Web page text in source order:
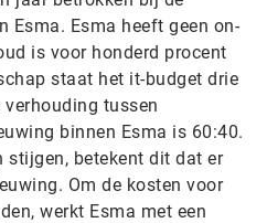
Esma. Esma heeft geen on-
is voor honderd procent
staat het it-budget drie
tussen
binnen Esma is 60:40.
stijgen, betekent dit dat er
Om de kosten voor
werkt Esma met een